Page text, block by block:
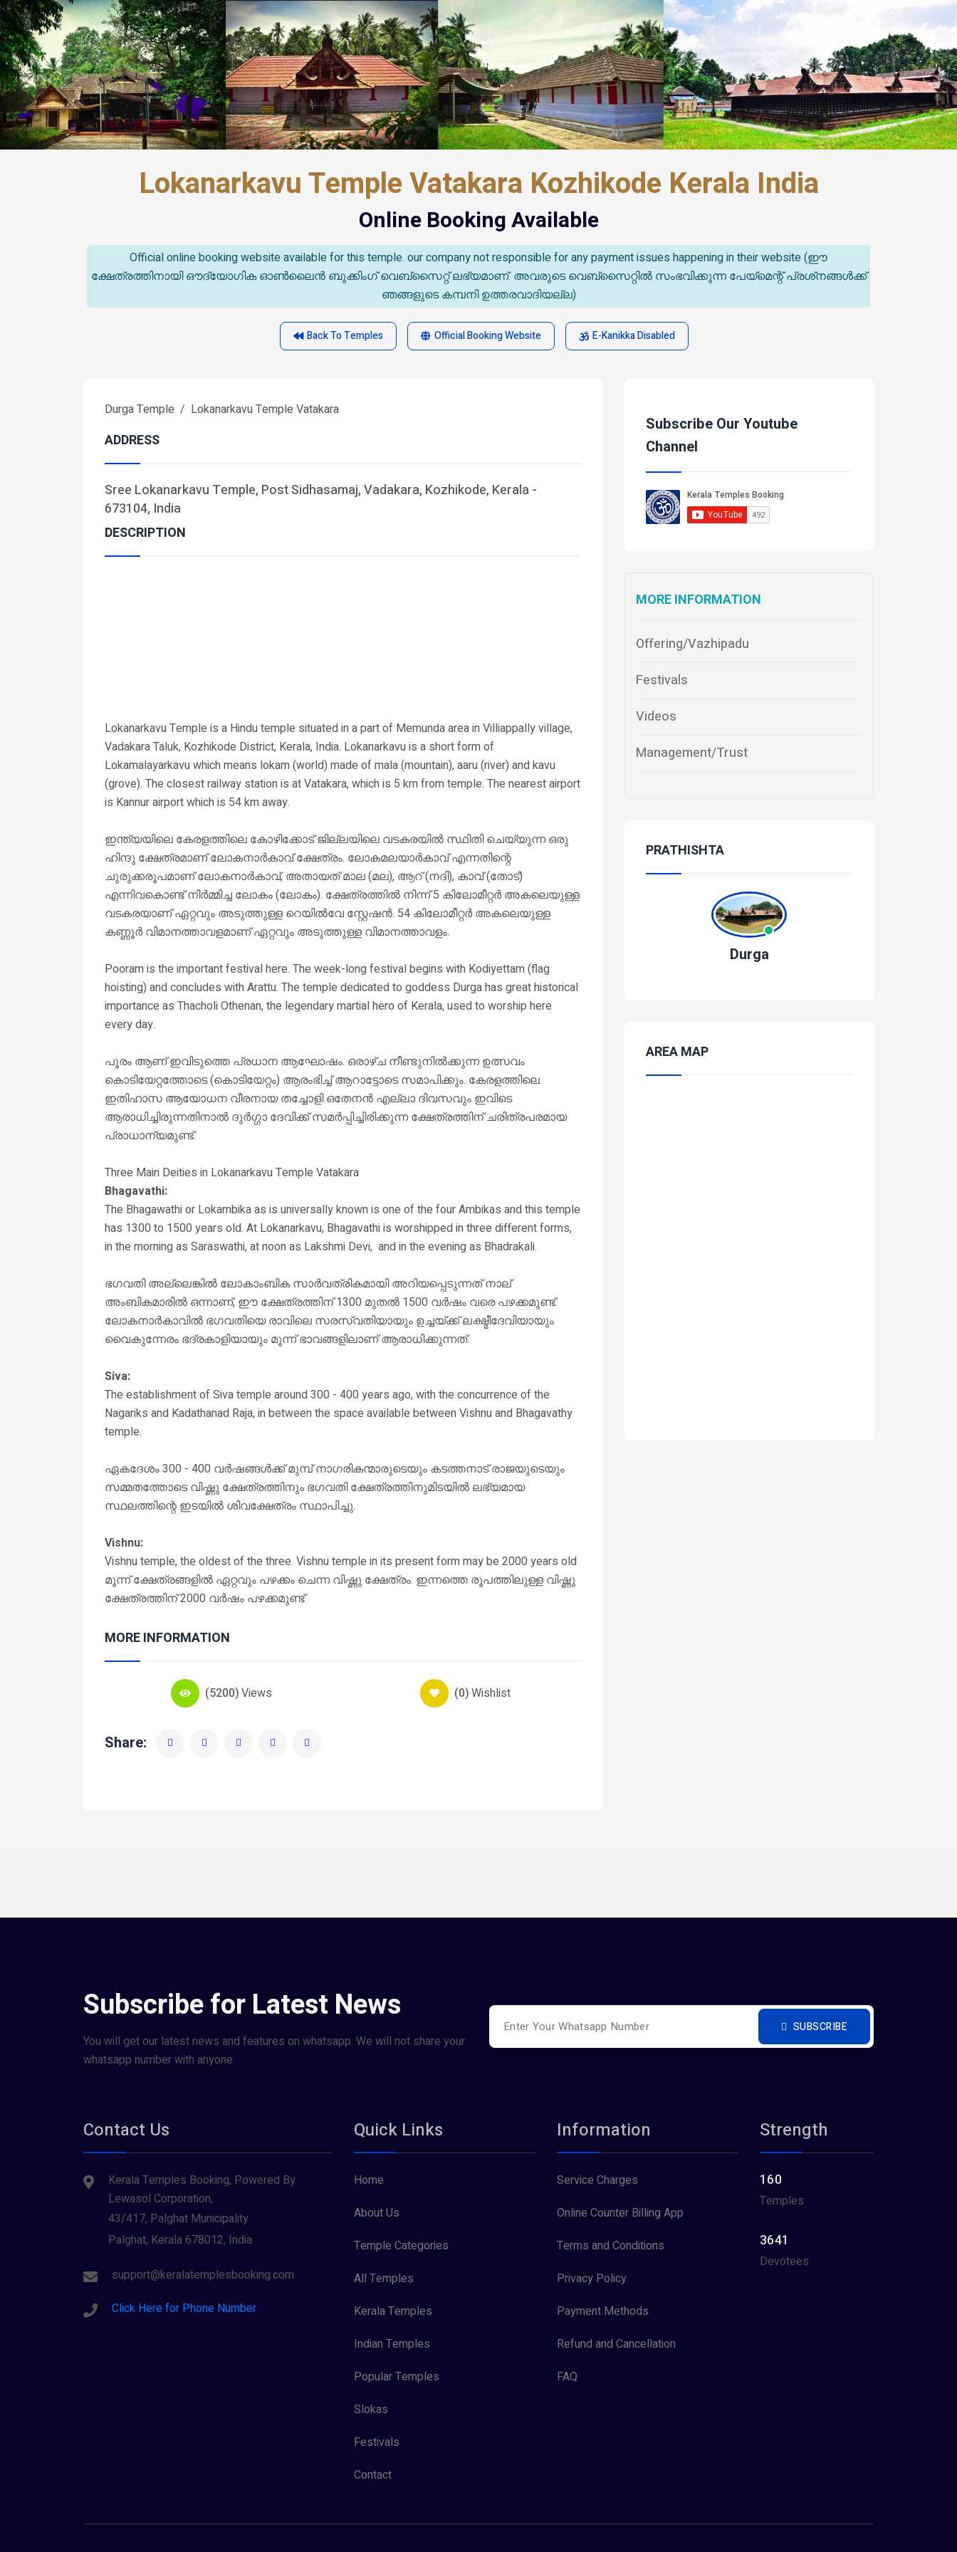
Lokanarkavu Temple Vatakara Kozhikode Kerala India
Online Booking Available
Official online booking website available for this temple. our company not responsible for any payment issues happening in their website (ഈ
ക്ഷേത്രത്തിനായി ഔദ്യോഗിക ഓൺലൈൻ ബുക്കിംഗ് വെബ്സൈറ്റ് ലഭ്യമാണ്. അവരുടെ വെബ്‌സൈറ്റിൽ സംഭവിക്കുന്ന പേയ്‌മെന്റ് പ്രശ്‌നങ്ങൾക്ക്
ഞങ്ങളുടെ കമ്പനി ഉത്തരവാദിയല്ല)
Back To Temples Official Booking Website E-Kanikka Disabled
Durga Temple Lokanarkavu Temple Vatakara
ADDRESS
Sree Lokanarkavu Temple, Post Sidhasamaj, Vadakara, Kozhikode, Kerala -
673104, India
DESCRIPTION
Lokanarkavu Temple is a Hindu temple situated in a part of Memunda area in Villiappally village,
Vadakara Taluk, Kozhikode District, Kerala, India. Lokanarkavu is a short form of
Lokamalayarkavu which means lokam (world) made of mala (mountain), aaru (river) and kavu
(grove). The closest railway station is at Vatakara, which is 5 km from temple. The nearest airport
is Kannur airport which is 54 km away.
ഇന്ത്യയിലെ കേരളത്തിലെ കോഴിക്കോട് ജില്ലയിലെ വടകരയിൽ സ്ഥിതി ചെയ്യുന്ന ഒരു
ഹിന്ദു ക്ഷേത്രമാണ് ലോകനാർകാവ് ക്ഷേത്രം. ലോകമലയാർകാവ് എന്നതിന്റെ
ചുരുക്കരൂപമാണ് ലോകനാർകാവ്, അതായത് മാല (മല), ആറ് (നദി), കാവ് (തോട്)
എന്നിവകൊണ്ട് നിർമ്മിച്ച ലോകം (ലോകം). ക്ഷേത്രത്തിൽ നിന്ന് 5 കിലോമീറ്റർ അകലെയുള്ള
വടകരയാണ് ഏറ്റവും അടുത്തുള്ള റെയിൽവേ സ്റ്റേഷൻ. 54 കിലോമീറ്റർ അകലെയുള്ള
കണ്ണൂർ വിമാനത്താവളമാണ് ഏറ്റവും അടുത്തുള്ള വിമാനത്താവളം.
Pooram is the important festival here. The week-long festival begins with Kodiyettam (flag
hoisting) and concludes with Arattu. The temple dedicated to goddess Durga has great historical
importance as Thacholi Othenan, the legendary martial hero of Kerala, used to worship here
every day.
പൂരം ആണ് ഇവിടുത്തെ പ്രധാന ആഘോഷം. ഒരാഴ്ച നീണ്ടുനിൽക്കുന്ന ഉത്സവം
കൊടിയേറ്റത്തോടെ (കൊടിയേറ്റം) ആരംഭിച്ച് ആറാട്ടോടെ സമാപിക്കും. കേരളത്തിലെ
ഇതിഹാസ ആയോധന വീരനായ തച്ചോളി ഒതേനൻ എല്ലാ ദിവസവും ഇവിടെ
ആരാധിച്ചിരുന്നതിനാൽ ദുർഗ്ഗാ ദേവിക്ക് സമർപ്പിച്ചിരിക്കുന്ന ക്ഷേത്രത്തിന് ചരിത്രപരമായ
പ്രാധാന്യമുണ്ട്.
Three Main Deities in Lokanarkavu Temple Vatakara
Bhagavathi:
The Bhagawathi or Lokambika as is universally known is one of the four Ambikas and this temple
has 1300 to 1500 years old. At Lokanarkavu, Bhagavathi is worshipped in three different forms,
in the morning as Saraswathi, at noon as Lakshmi Devi, and in the evening as Bhadrakali.
ഭഗവതി അല്ലെങ്കിൽ ലോകാംബിക സാർവത്രികമായി അറിയപ്പെടുന്നത് നാല്
അംബികമാരിൽ ഒന്നാണ്, ഈ ക്ഷേത്രത്തിന് 1300 മുതൽ 1500 വർഷം വരെ പഴക്കമുണ്ട്.
ലോകനാർകാവിൽ ഭഗവതിയെ രാവിലെ സരസ്വതിയായും ഉച്ചയ്ക്ക് ലക്ഷ്മീദേവിയായും
വൈകുന്നേരം ഭദ്രകാളിയായും മൂന്ന് ഭാവങ്ങളിലാണ് ആരാധിക്കുന്നത്.
Siva:
The establishment of Siva temple around 300 - 400 years ago, with the concurrence of the
Nagariks and Kadathanad Raja, in between the space available between Vishnu and Bhagavathy
temple.
ഏകദേശം 300 - 400 വർഷങ്ങൾക്ക് മുമ്പ് നാഗരികന്മാരുടെയും കടത്തനാട് രാജയുടെയും
സമ്മതത്തോടെ വിഷ്ണു ക്ഷേത്രത്തിനും ഭഗവതി ക്ഷേത്രത്തിനുമിടയിൽ ലഭ്യമായ
സ്ഥലത്തിന്റെ ഇടയിൽ ശിവക്ഷേത്രം സ്ഥാപിച്ചു.
Vishnu:
Vishnu temple, the oldest of the three. Vishnu temple in its present form may be 2000 years old
മൂന്ന് ക്ഷേത്രങ്ങളിൽ ഏറ്റവും പഴക്കം ചെന്ന വിഷ്ണു ക്ഷേത്രം. ഇന്നത്തെ രൂപത്തിലുള്ള വിഷ്ണു
ക്ഷേത്രത്തിന് 2000 വർഷം പഴക്കമുണ്ട്
MORE INFORMATION
(5200)Views (0)Wishlist
Share:
Subscribe Our Youtube
Channel
MORE INFORMATION
Offering/Vazhipadu
Festivals
Videos
Management/Trust
PRATHISHTA
Durga
AREA MAP
Subscribe for Latest News
You will get our latest news and features on whatsapp. We will not share your
whatsapp number with anyone
SUBSCRIBE
Contact Us
Kerala Temples Booking, Powered By
Lewasol Corporation,
43/417, Palghat Municipality
Palghat, Kerala 678012, India
support@keralatemplesbooking.com
Click Here for Phone Number
Quick Links
Home
About Us
Temple Categories
All Temples
Kerala Temples
Indian Temples
Popular Temples
Slokas
Festivals
Contact
Information
Service Charges
Online Counter Billing App
Terms and Conditions
Privacy Policy
Payment Methods
Refund and Cancellation
FAQ
Strength
160
Temples
3641
Devotees